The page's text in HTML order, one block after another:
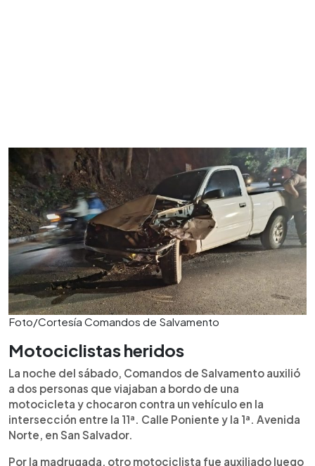
Foto/Cortesía Comandos de Salvamento
Motociclistas heridos
La noche del sábado, Comandos de Salvamento auxilió
a dos personas que viajaban a bordo de una
motocicleta y chocaron contra un vehículo en la
intersección entre la 11ª. Calle Poniente y la 1ª. Avenida
Norte, en San Salvador.
Por la madrugada, otro motociclista fue auxiliado luego